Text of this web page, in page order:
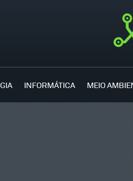
INFORMÁTICA MEIO